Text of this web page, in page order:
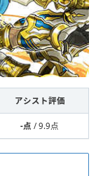
アシスト評価
-点 / 9.9点